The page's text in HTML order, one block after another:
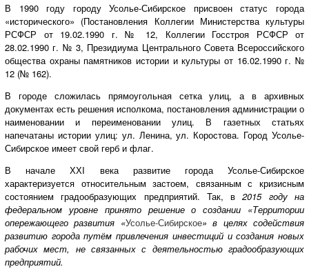
В 1990 году городу Усолье-Сибирское присвоен статус города
«исторического» (Постановления Коллегии Министерства культуры
РСФСР от 19.02.1990 г. № 12, Коллегии Госстроя РСФСР от
28.02.1990 г. № 3, Президиума Центрального Совета Всероссийского
общества охраны памятников истории и культуры от 16.02.1990 г. №
12 (№ 162).
В городе сложилась прямоугольная сетка улиц, а в архивных
документах есть решения исполкома, постановления администрации о
наименовании и переименовании улиц. В газетных статьях
напечатаны истории улиц: ул. Ленина, ул. Коростова. Город Усолье-
Сибирское имеет свой герб и флаг.
В начале ХХI века развитие города Усолье-Сибирское
характеризуется относительным застоем, связанным с кризисным
состоянием градообразующих предприятий. Так, в 2015 году на
федеральном уровне принято решение о создании «Территории
опережающего развития «Усолье-Сибирское» в целях содействия
развитию города путём привлечения инвестиций и создания новых
рабочих мест, не связанных с деятельностью градообразующих
предприятий.